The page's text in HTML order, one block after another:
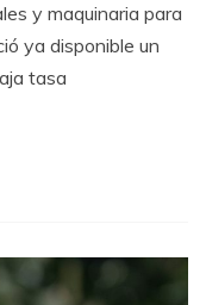
y maquinaria para
ya disponible un
tasa